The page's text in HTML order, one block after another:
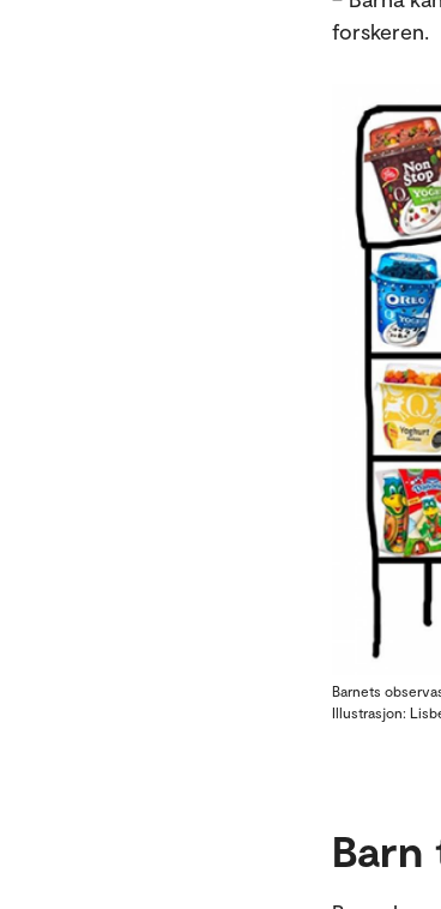
forskeren.
Barnets
Illustrasjon: